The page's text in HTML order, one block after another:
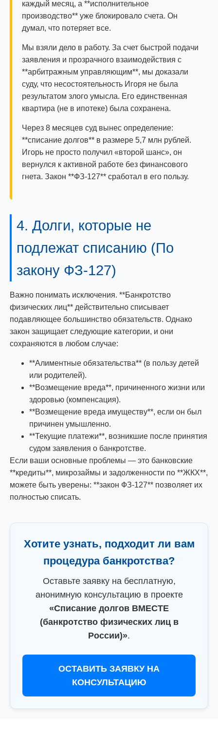
каждый месяц, а **исполнительное
производство** уже блокировало счета. Он
думал, что потеряет все.
Мы взяли дело в работу. За счет быстрой подачи
заявления и прозрачного взаимодействия с
**арбитражным управляющим**, мы доказали
суду, что несостоятельность Игоря не была
результатом злого умысла. Его единственная
квартира (не в ипотеке) была сохранена.
Через 8 месяцев суд вынес определение:
**списание долгов** в размере 5,7 млн рублей.
Игорь не просто получил «второй шанс», он
вернулся к активной работе без финансового
гнета. Закон **ФЗ-127** сработал в его пользу.
4. Долги, которые не
подлежат списанию (По
закону ФЗ-127)
Важно понимать исключения. **Банкротство
физических лиц** действительно списывает
подавляющее большинство обязательств. Однако
закон защищает следующие категории, и они
сохраняются в любом случае:
**Алиментные обязательства** (в пользу детей
или родителей).
**Возмещение вреда**, причиненного жизни или
здоровью (компенсация).
**Возмещение вреда имуществу**, если он был
причинен умышленно.
**Текущие платежи**, возникшие после принятия
судом заявления о банкротстве.
Если ваши основные проблемы — это банковские
**кредиты**, микрозаймы и задолженности по **ЖКХ**,
можете быть уверены: **закон ФЗ-127** позволяет их
полностью списать.
Хотите узнать, подходит ли вам
процедура банкротства?
Оставьте заявку на бесплатную,
анонимную консультацию в проекте
«Списание долгов ВМЕСТЕ
(банкротство физических лиц в
России)».
ОСТАВИТЬ ЗАЯВКУ НА
КОНСУЛЬТАЦИЮ